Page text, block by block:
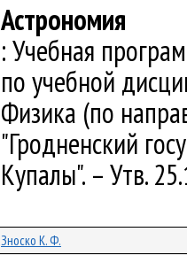
Астрономия
: Учебная
по учебной
Физика (по
"Гродненский
Купалы". – Утв.
Зноско К. Ф.